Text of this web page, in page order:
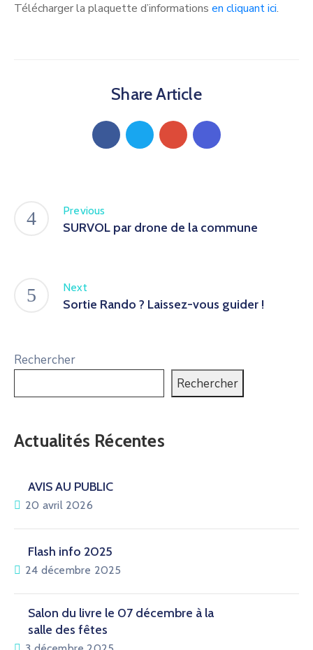
Télécharger la plaquette d’informations en cliquant ici.
Share Article
Previous
SURVOL par drone de la commune
Next
Sortie Rando ? Laissez-vous guider !
Rechercher
Rechercher
Actualités Récentes
AVIS AU PUBLIC
20 avril 2026
Flash info 2025
24 décembre 2025
Salon du livre le 07 décembre à la
salle des fêtes